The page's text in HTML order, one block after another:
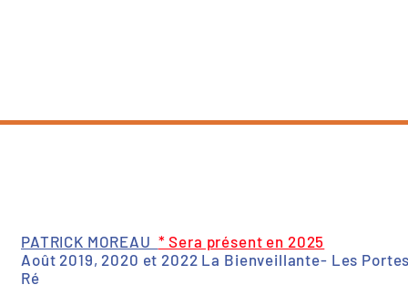
PATRICK MOREAU * Sera présent en 2025
Août 2019, 2020 et 2022 La Bienveillante- Les
Ré